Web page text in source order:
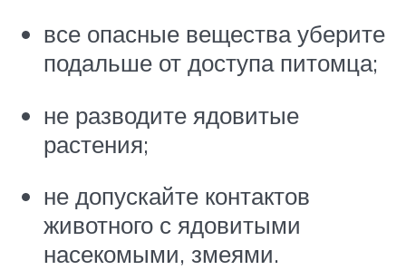
все опасные вещества уберите
подальше от доступа питомца;
не разводите ядовитые
растения;
не допускайте контактов
животного с ядовитыми
насекомыми, змеями.